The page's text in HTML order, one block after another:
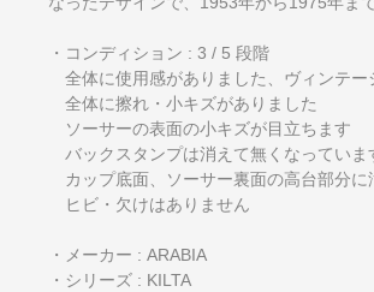
・コンディション : 3 / 5 段階
全体に使用感がありました、ヴィンテー
全体に擦れ・小キズがありました
ソーサーの表面の小キズが目立ちます
バックスタンプは消えて無くなっていま
カップ底面、ソーサー裏面の高台部分に
ヒビ・欠けはありません
・メーカー : ARABIA
・シリーズ : KILTA